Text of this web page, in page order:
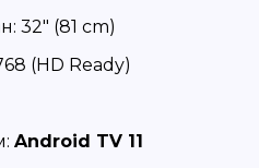
32" (81 cm)
(HD Ready)
Android TV 11